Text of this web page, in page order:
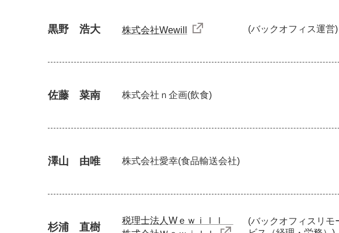
黒野 浩大 株式会社Wewill (バックオフィス運営)
佐藤 菜南 株式会社ｎ企画(飲食)
澤山 由唯 株式会社愛幸(食品輸送会社)
杉浦 直樹
税理士法人Wｅｗｉｌｌ
(バックオフィスリモ